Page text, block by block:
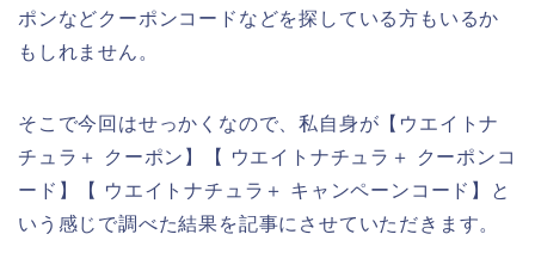
ポンなどクーポンコードなどを探している方もいるか
もしれません。
そこで今回はせっかくなので、私自身が【ウエイトナ
チュラ＋ クーポン】【 ウエイトナチュラ＋ クーポンコ
ード】【 ウエイトナチュラ＋ キャンペーンコード】と
いう感じで調べた結果を記事にさせていただきます。